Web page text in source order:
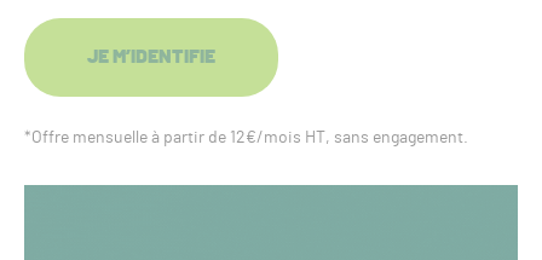
JE M’IDENTIFIE
*Offre mensuelle à partir de 12€/mois HT, sans engagement.